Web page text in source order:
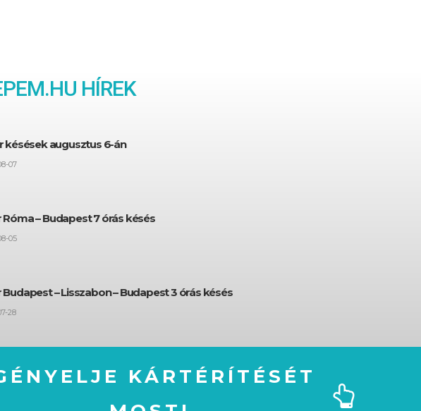
HÍREK
késések augusztus 6-án
07
Róma – Budapest 7 órás késés
05
Budapest – Lisszabon – Budapest 3 órás késés
28
KÁRTÉRÍTÉSÉT